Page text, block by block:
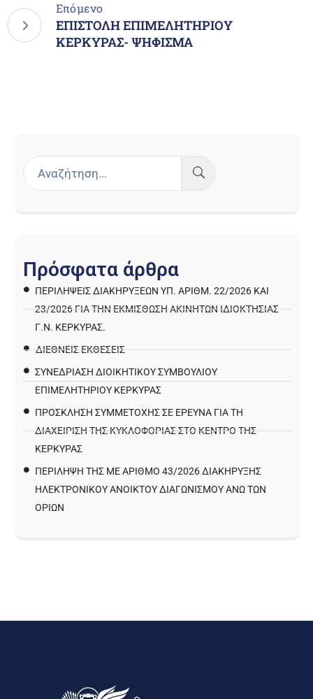
Επόμενο
ΕΠΙΣΤΟΛΗ ΕΠΙΜΕΛΗΤΗΡΙΟΥ
ΚΕΡΚΥΡΑΣ- ΨΗΦΙΣΜΑ
Πρόσφατα άρθρα
ΠΕΡΙΛΉΨΕΙΣ ΔΙΑΚΗΡΎΞΕΩΝ ΥΠ. ΑΡΙΘΜ. 22/2026 ΚΑΙ
23/2026 ΓΙΑ ΤΗΝ ΕΚΜΊΣΘΩΣΗ ΑΚΙΝΉΤΩΝ ΙΔΙΟΚΤΗΣΊΑΣ
Γ.Ν. ΚΈΡΚΥΡΑΣ.
ΔΙΕΘΝΕΙΣ ΕΚΘΕΣΕΙΣ
ΣΥΝΕΔΡΙΑΣΗ ΔΙΟΙΚΗΤΙΚΟΥ ΣΥΜΒΟΥΛΙΟΥ
ΕΠΙΜΕΛΗΤΗΡΙΟΥ ΚΕΡΚΥΡΑΣ
ΠΡΌΣΚΛΗΣΗ ΣΥΜΜΕΤΟΧΉΣ ΣΕ ΈΡΕΥΝΑ ΓΙΑ ΤΗ
ΔΙΑΧΕΊΡΙΣΗ ΤΗΣ ΚΥΚΛΟΦΟΡΊΑΣ ΣΤΟ ΚΈΝΤΡΟ ΤΗΣ
ΚΈΡΚΥΡΑΣ
ΠΕΡΙΛΗΨΗ ΤΗΣ ΜΕ ΑΡΙΘΜΟ 43/2026 ΔΙΑΚΗΡΥΞΗΣ
ΗΛΕΚΤΡΟΝΙΚΟΥ ΑΝΟΙΚΤΟΥ ΔΙΑΓΩΝΙΣΜΟΥ ΑΝΩ ΤΩΝ
ΟΡΙΩΝ